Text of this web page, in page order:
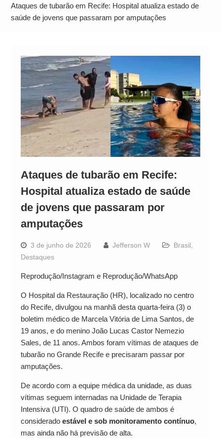
Alto
Ataques de tubarão em Recife: Hospital atualiza estado de
saúde de jovens que passaram por amputações
Ataques de tubarão em Recife:
Hospital atualiza estado de saúde
de jovens que passaram por
amputações
3 de junho de 2026 Jefferson W Brasil,
Destaques
Reprodução/Instagram e Reprodução/WhatsApp
O Hospital da Restauração (HR), localizado no centro
do Recife, divulgou na manhã desta quarta-feira (3) o
boletim médico de Marcela Vitória de Lima Santos, de
19 anos, e do menino João Lucas Castor Nemezio
Sales, de 11 anos. Ambos foram vítimas de ataques de
tubarão no Grande Recife e precisaram passar por
amputações.
De acordo com a equipe médica da unidade, as duas
vítimas seguem internadas na Unidade de Terapia
Intensiva (UTI). O quadro de saúde de ambos é
considerado estável e sob monitoramento contínuo,
mas ainda não há previsão de alta.